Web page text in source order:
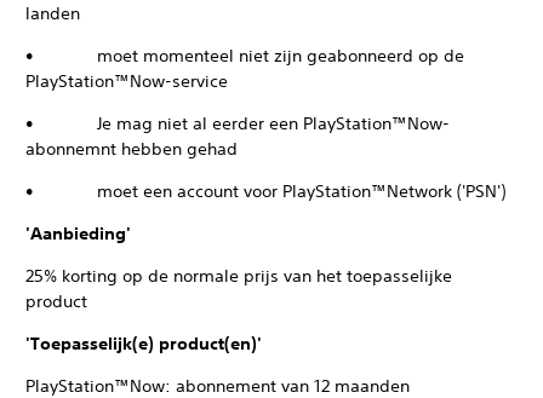
landen
• moet momenteel niet zijn geabonneerd op de
PlayStation™Now-service
• Je mag niet al eerder een PlayStation™Now-
abonnemnt hebben gehad
• moet een account voor PlayStation™Network ('PSN')
'Aanbieding'
25% korting op de normale prijs van het toepasselijke
product
'Toepasselijk(e) product(en)'
PlayStation™Now: abonnement van 12 maanden